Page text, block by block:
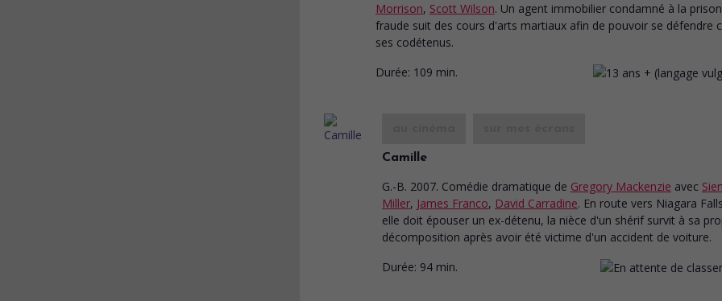
Morrison, Scott Wilson. Un agent immobilier condamné à la
fraude suit des cours d'arts martiaux afin de pouvoir se défendre
ses codétenus.
Durée: 109 min.
Camille
G.-B. 2007. Comédie dramatique de Gregory Mackenzie avec
Miller, James Franco, David Carradine. En route vers Niagara
elle doit épouser un ex-détenu, la nièce d'un shérif survit à sa
décomposition après avoir été victime d'un accident de voiture.
Durée: 94 min.